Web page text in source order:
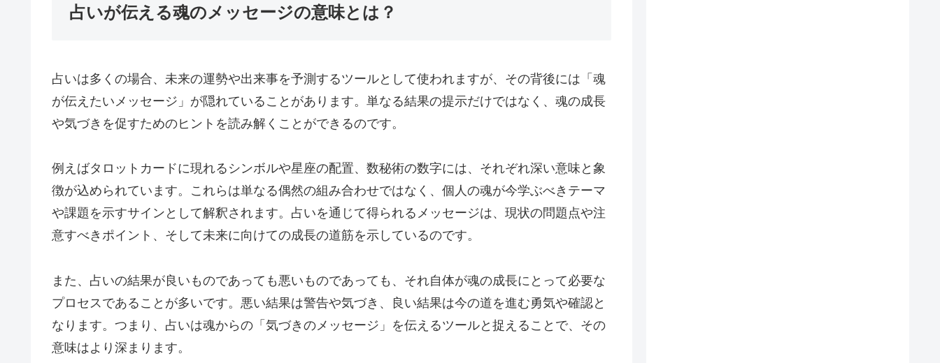
占いが伝える魂のメッセージの意味とは？
占いは多くの場合、未来の運勢や出来事を予測するツールとして使われますが、その背後には「魂
が伝えたいメッセージ」が隠れていることがあります。単なる結果の提示だけではなく、魂の成長
や気づきを促すためのヒントを読み解くことができるのです。
例えばタロットカードに現れるシンボルや星座の配置、数秘術の数字には、それぞれ深い意味と象
徴が込められています。これらは単なる偶然の組み合わせではなく、個人の魂が今学ぶべきテーマ
や課題を示すサインとして解釈されます。占いを通じて得られるメッセージは、現状の問題点や注
意すべきポイント、そして未来に向けての成長の道筋を示しているのです。
また、占いの結果が良いものであっても悪いものであっても、それ自体が魂の成長にとって必要な
プロセスであることが多いです。悪い結果は警告や気づき、良い結果は今の道を進む勇気や確認と
なります。つまり、占いは魂からの「気づきのメッセージ」を伝えるツールと捉えることで、その
意味はより深まります。